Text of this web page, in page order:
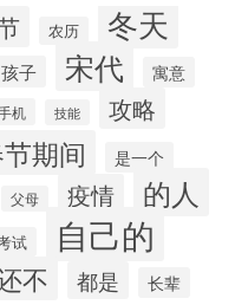
农历 冬天
孩子 宋代 寓意
机 技能 攻略
期间 是一个
父母 疫情 的人
试 自己的
不 都是 长辈